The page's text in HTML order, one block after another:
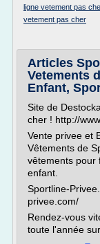
ligne vetement pas
vetement pas cher
Articles
Vetements
Enfant,
Site de
cher ! http://
Vente privee et
Vêtements de
vêtements pour
enfant.
Sportline-
privee.com/
Rendez-vous
toute l'année